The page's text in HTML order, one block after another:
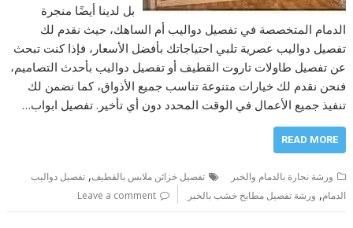
بل لدينا أيضًا منجرة
الدمام المتخصصة في تفصيل دواليب أم الساهك، حيث نقدم لك
تفصيل دواليب عصرية تلبي احتياجاتك بأفضل الأسعار، فإذا كنت تبحث
عن تفصيل طاولات تاروت القطيف أو تفصيل دواليب بأحدث التصاميم،
فنحن نقدم لك خيارات متنوعة تناسب جميع الأذواق، كما نضمن لك
تنفيذ جميع الأعمال في الوقت المحدد دون أي تأخير. تفصيل ابواب…
READ MORE
ورشة نجارة بالدمام والخبر تفصيل خزائن ملابس بالقطيف,تفصيل دواليب
الدمام, ورشة تفصيل مطابخ خشب بالخبر Leave a comment